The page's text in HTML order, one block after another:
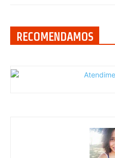
RECOMENDAMOS